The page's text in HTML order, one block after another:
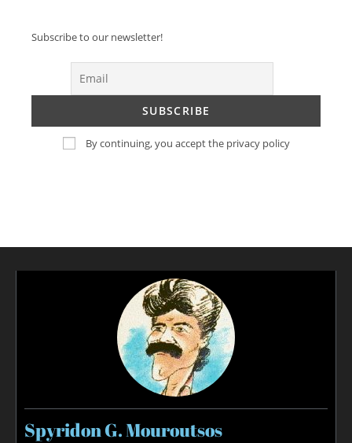
Subscribe to our newsletter!
By continuing, you accept the privacy policy
Spyridon G. Mouroutsos